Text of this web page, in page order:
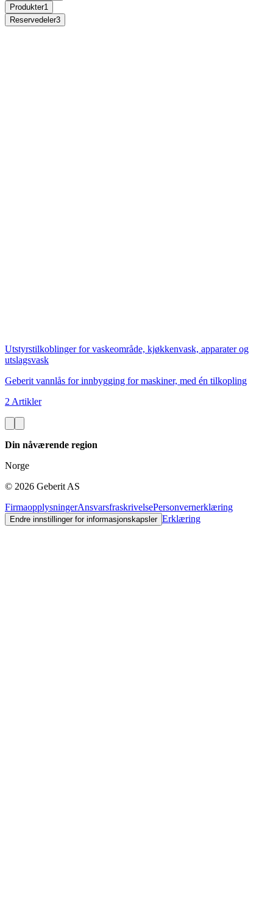
Produkter1
Reservedeler3
Utstyrstilkoblinger for vaskeområde, kjøkkenvask, apparater og
utslagsvask
Geberit vannlås for innbygging for maskiner, med én tilkopling
2 Artikler
Din nåværende region
Norge
© 2026 Geberit AS
FirmaopplysningerAnsvarsfraskrivelsePersonvernerklæring
Endre innstillinger for informasjonskapsler Erklæring